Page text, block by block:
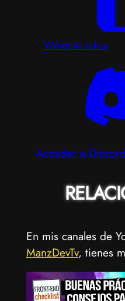
VolverAl índice
Acceder a
En mis canales de
ManzDevTv, tienes